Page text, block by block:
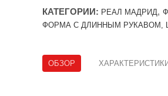
КАТЕГОРИИ: РЕАЛ МАДРИД,
ФОРМА С ДЛИННЫМ РУКАВОМ,
ОБЗОР